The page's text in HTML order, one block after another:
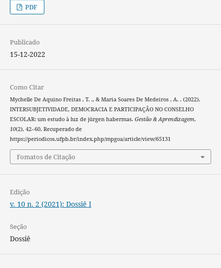
PDF
Publicado
15-12-2022
Como Citar
Mychelle De Aquino Freitas , T. ., & Maria Soares De Medeiros , A. . (2022).
INTERSUBJETIVIDADE, DEMOCRACIA E PARTICIPAÇÃO NO CONSELHO
ESCOLAR: um estudo à luz de jürgen habermas. Gestão & Aprendizagem,
10(2), 42–60. Recuperado de
https://periodicos.ufpb.br/index.php/mpgoa/article/view/65131
Fomatos de Citação
Edição
v. 10 n. 2 (2021): Dossiê I
Seção
Dossiê